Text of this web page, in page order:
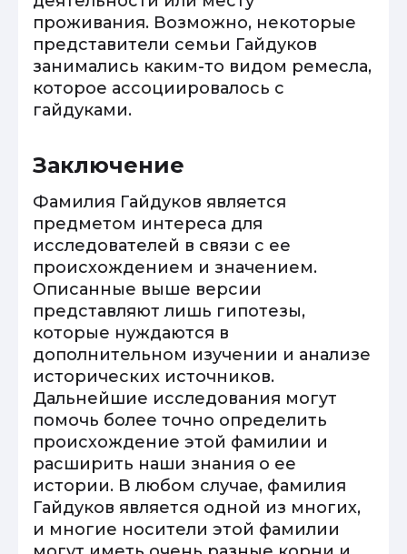
проживания. Возможно, некоторые
представители семьи Гайдуков
занимались каким-то видом ремесла,
которое ассоциировалось с
гайдуками.
Заключение
Фамилия Гайдуков является
предметом интереса для
исследователей в связи с ее
происхождением и значением.
Описанные выше версии
представляют лишь гипотезы,
которые нуждаются в
дополнительном изучении и анализе
исторических источников.
Дальнейшие исследования могут
помочь более точно определить
происхождение этой фамилии и
расширить наши знания о ее
истории. В любом случае, фамилия
Гайдуков является одной из многих,
и многие носители этой фамилии